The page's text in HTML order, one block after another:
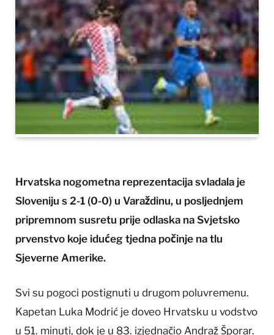
Hrvatska nogometna reprezentacija svladala je
Sloveniju s 2-1 (0-0) u Varaždinu, u posljednjem
pripremnom susretu prije odlaska na Svjetsko
prvenstvo koje idućeg tjedna počinje na tlu
Sjeverne Amerike.
Svi su pogoci postignuti u drugom poluvremenu.
Kapetan Luka Modrić je doveo Hrvatsku u vodstvo
u 51. minuti, dok je u 83. izjednačio Andraž Šporar.